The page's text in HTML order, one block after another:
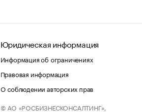
Юридическая информация
Информация об ограничениях
Правовая информация
О соблюдении авторских прав
© АО «РОСБИЗНЕСКОНСАЛТИНГ»,